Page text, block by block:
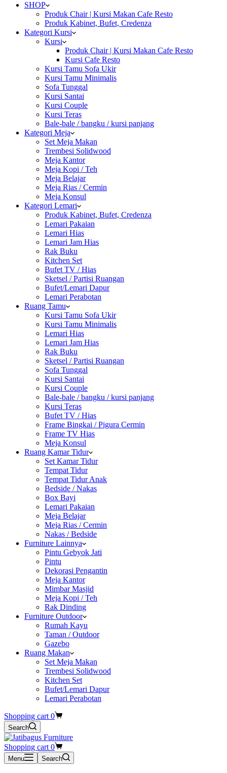
SHOP
Produk Chair | Kursi Makan Cafe Resto
Produk Kabinet, Bufet, Credenza
Kategori Kursi
Kursi
Produk Chair | Kursi Makan Cafe Resto
Kursi Cafe Resto
Kursi Tamu Sofa Ukir
Kursi Tamu Minimalis
Sofa Tunggal
Kursi Santai
Kursi Couple
Kursi Teras
Bale-bale / bangku / kursi panjang
Kategori Meja
Set Meja Makan
Trembesi Solidwood
Meja Kantor
Meja Kopi / Teh
Meja Belajar
Meja Rias / Cermin
Meja Konsul
Kategori Lemari
Produk Kabinet, Bufet, Credenza
Lemari Pakaian
Lemari Hias
Lemari Jam Hias
Rak Buku
Kitchen Set
Bufet TV / Hias
Sketsel / Partisi Ruangan
Bufet/Lemari Dapur
Lemari Perabotan
Ruang Tamu
Kursi Tamu Sofa Ukir
Kursi Tamu Minimalis
Lemari Hias
Lemari Jam Hias
Rak Buku
Sketsel / Partisi Ruangan
Sofa Tunggal
Kursi Santai
Kursi Couple
Bale-bale / bangku / kursi panjang
Kursi Teras
Bufet TV / Hias
Frame Bingkai / Pigura Cermin
Frame TV Hias
Meja Konsul
Ruang Kamar Tidur
Set Kamar Tidur
Tempat Tidur
Tempat Tidur Anak
Bedside / Nakas
Box Bayi
Lemari Pakaian
Meja Belajar
Meja Rias / Cermin
Nakas / Bedside
Furniture Lainnya
Pintu Gebyok Jati
Pintu
Dekorasi Pengantin
Meja Kantor
Mimbar Masjid
Meja Kopi / Teh
Rak Dinding
Furniture Outdoor
Rumah Kayu
Taman / Outdoor
Gazebo
Ruang Makan
Set Meja Makan
Trembesi Solidwood
Kitchen Set
Bufet/Lemari Dapur
Lemari Perabotan
Shopping cart 0
Search
Shopping cart 0
Menu Search